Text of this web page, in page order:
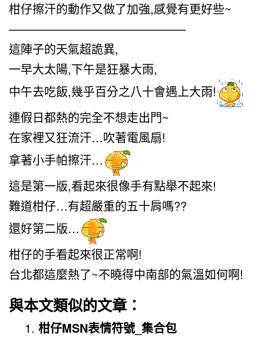
柑仔擦汗的動作又做了加強,感覺有更好些~
———————————————
這陣子的天氣超詭異,
一早大太陽,下午是狂暴大雨,
中午去吃飯,幾乎百分之八十會遇上大雨!
連假日都熱的完全不想走出門~
在家裡又狂流汗…吹著電風扇!
拿著小手帕擦汗…
這是第一版,看起來很像手有點舉不起來!
難道柑仔…有超嚴重的五十肩嗎??
還好第二版…
柑仔的手看起來很正常啊!
台北都這麼熱了~不曉得中南部的氣溫如何啊!
與本文類似的文章：
柑仔MSN表情符號_集合包